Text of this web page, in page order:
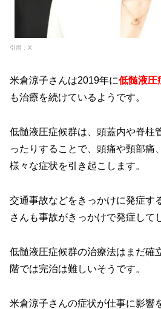
引用：X
米倉涼子さんは2019年に低髄液圧
も治療を続けているようです。
低髄液圧症候群は、頭蓋内や脊柱
ったりすることで、頭痛や頸部痛
様々な症状を引き起こします。
交通事故などをきっかけに発症す
さんも事故がきっかけで発症して
低髄液圧症候群の治療法はまだ確
階では完治は難しいそうです。
米倉涼子さんの症状が仕事に影響